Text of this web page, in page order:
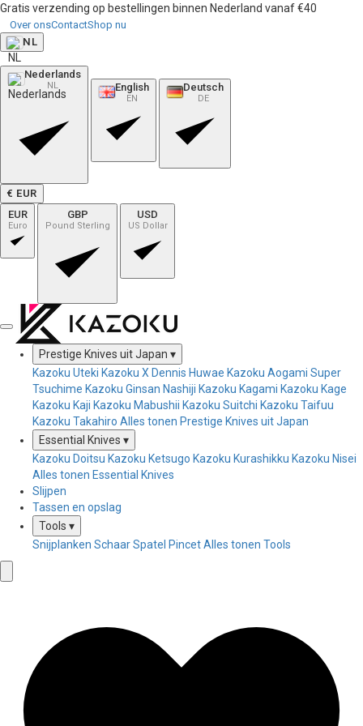
Gratis verzending op bestellingen binnen Nederland vanaf €40
Over onsContactShop nu
NL
Nederlands
NL English
EN
Deutsch
DE
€ EUR
EUR
Euro
GBP
Pound Sterling
USD
US Dollar
Prestige Knives uit Japan ▾
Kazoku Uteki Kazoku X Dennis Huwae Kazoku Aogami Super
Tsuchime Kazoku Ginsan Nashiji Kazoku Kagami Kazoku Kage
Kazoku Kaji Kazoku Mabushii Kazoku Suitchi Kazoku Taifuu
Kazoku Takahiro Alles tonen Prestige Knives uit Japan
Essential Knives ▾
Kazoku Doitsu Kazoku Ketsugo Kazoku Kurashikku Kazoku Nisei
Alles tonen Essential Knives
Slijpen
Tassen en opslag
Tools ▾
Snijplanken SchaarSpatel PincetAlles tonen Tools